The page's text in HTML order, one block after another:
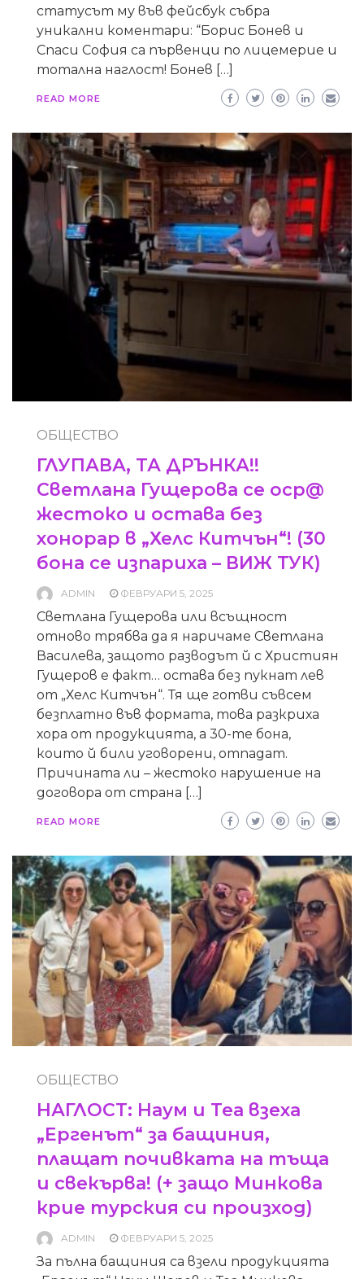
статусът му във фейсбук събра
уникални коментари: “Борис Бонев и
Спаси София са първенци по лицемерие и
тотална наглост! Бонев […]
READ MORE
ОБЩЕСТВО
ГЛУПАВА, ТА ДРЪНКА!!
Светлана Гущерова се оср@
жестоко и остава без
хонорар в „Хелс Китчън“! (30
бона се изпариха – ВИЖ ТУК)
ADMIN ФЕВРУАРИ 5, 2025
Светлана Гущерова или всъщност
отново трябва да я наричаме Светлана
Василева, защото разводът й с Християн
Гущеров е факт… остава без пукнат лев
от „Хелс Китчън“. Тя ще готви съвсем
безплатно във формата, това разкриха
хора от продукцията, а 30-те бона,
които й били уговорени, отпадат.
Причината ли – жестоко нарушение на
договора от страна […]
READ MORE
ОБЩЕСТВО
НАГЛОСТ: Наум и Теа взеха
„Ергенът“ за бащиния,
плащат почивката на тъща
и свекърва! (+ защо Минкова
крие турския си произход)
ADMIN ФЕВРУАРИ 5, 2025
За пълна бащиния са взели продукцията